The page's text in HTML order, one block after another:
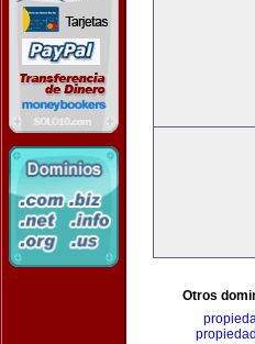
Otros